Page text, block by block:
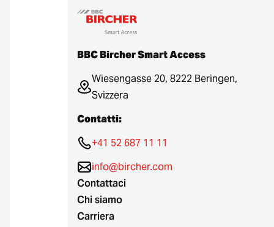
BBC Bircher Smart Access
Wiesengasse 20, 8222 Beringen,
Svizzera
Contatti:
+41 52 687 11 11
info@bircher.com
Contattaci
Chi siamo
Carriera